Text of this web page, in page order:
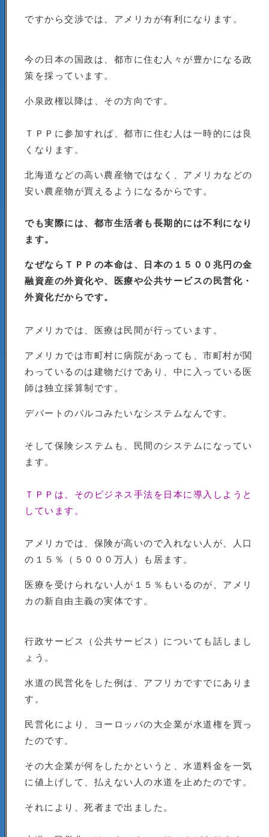
ですから交渉では、アメリカが有利になります。
今の日本の国政は、都市に住む人々が豊かになる政
策を採っています。
小泉政権以降は、その方向です。
ＴＰＰに参加すれば、都市に住む人は一時的には良
くなります。
北海道などの高い農産物ではなく、アメリカなどの
安い農産物が買えるようになるからです。
でも実際には、都市生活者も長期的には不利になり
ます。
なぜならＴＰＰの本命は、日本の１５００兆円の金
融資産の外資化や、医療や公共サービスの民営化・
外資化だからです。
アメリカでは、医療は民間が行っています。
アメリカでは市町村に病院があっても、市町村が関
わっているのは建物だけであり、中に入っている医
師は独立採算制です。
デパートのパルコみたいなシステムなんです。
そして保険システムも、民間のシステムになってい
ます。
ＴＰＰは、そのビジネス手法を日本に導入しようと
しています。
アメリカでは、保険が高いので入れない人が、人口
の１５％（５０００万人）も居ます。
医療を受けられない人が１５％もいるのが、アメリ
カの新自由主義の実体です。
行政サービス（公共サービス）についても話しまし
ょう。
水道の民営化をした例は、アフリカですでにありま
す。
民営化により、ヨーロッパの大企業が水道権を買っ
たのです。
その大企業が何をしたかというと、水道料金を一気
に値上げして、払えない人の水道を止めたのです。
それにより、死者まで出ました。